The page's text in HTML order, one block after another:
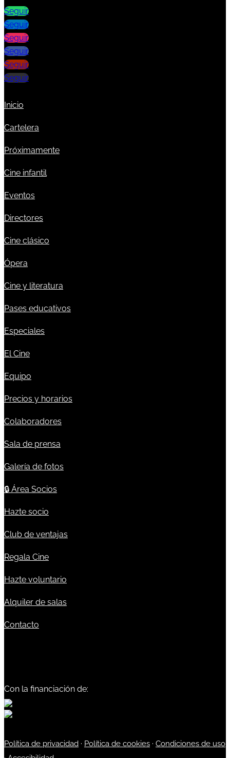
Seguir
Seguir
Seguir
Seguir
Seguir
Seguir
Inicio
Cartelera
Próximamente
Cine infantil
Eventos
Directores
Cine clásico
Ópera
Cine y literatura
Pases educativos
Especiales
El Cine
Equipo
Precios y horarios
Colaboradores
Sala de prensa
Galería de fotos
🔒 Área Socios
Hazte socio
Club de ventajas
Regala Cine
Hazte voluntario
Alquiler de salas
Contacto
Con la financiación de:
Política de privacidad · Política de cookies · Condiciones de uso